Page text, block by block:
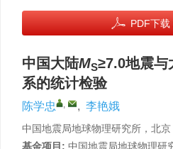
PDF下载
中国大陆MS≥7.0地震与
系的统计检验
陈学忠 , , 李艳娥
中国地震局地球物理研究所，北京
基金项目: 中国地震局地球物理研